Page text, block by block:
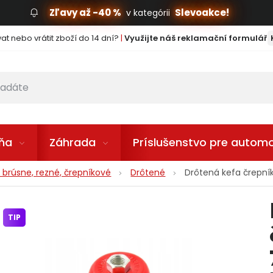
Zľavy až -40 % v kategórii Slevoakce!
nebo vrátit zboží do 14 dní? | Využijte náš reklamační formulář
Záhrada Príslušenstvo pre
rezné, črepníkové Drôtené Drôtená kefa
TIP